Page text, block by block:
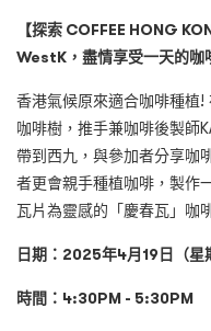
【探索 COFFEE HONG
WestK ，盡情享受一天的咖
香港氣候原來適合咖啡種植
咖啡樹，推手兼咖啡後製師
帶到西九，與參加者分享咖
者更會親手種植咖啡，製作
瓦片為靈感的「慶春瓦」咖
日期：2025年4月19日（星
時間：4:30PM - 5:30PM